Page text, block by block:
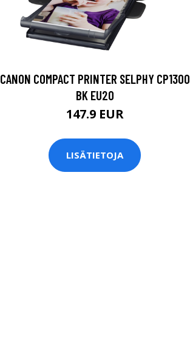
CANON COMPACT PRINTER SELPHY CP1300
BK EU20
147.9 EUR
LISÄTIETOJA